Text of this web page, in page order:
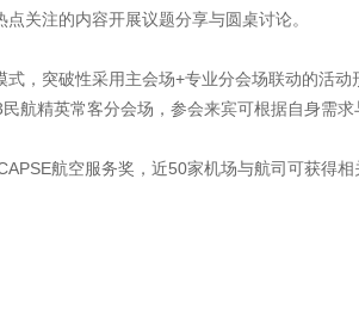
关注的内容开展议题分享与圆桌讨论。
式，突破性采用主会场+专业分会场联动的活
航精英常客分会场，参会来宾可根据自身需
航空服务奖，近50家机场与航司可获得